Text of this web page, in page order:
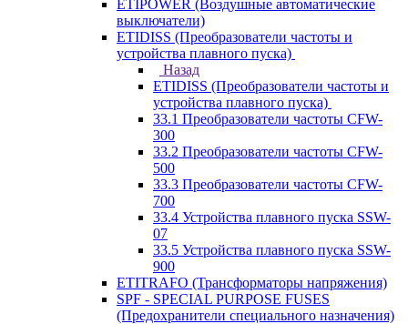
ETIPOWER (Воздушные автоматические
выключатели)
ETIDISS (Преобразователи частоты и
устройства плавного пуска)
Назад
ETIDISS (Преобразователи частоты и
устройства плавного пуска)
33.1 Преобразователи частоты CFW-
300
33.2 Преобразователи частоты CFW-
500
33.3 Преобразователи частоты CFW-
700
33.4 Устройства плавного пуска SSW-
07
33.5 Устройства плавного пуска SSW-
900
ETITRAFO (Трансформаторы напряжения)
SPF - SPECIAL PURPOSE FUSES
(Предохранители специального назначения)